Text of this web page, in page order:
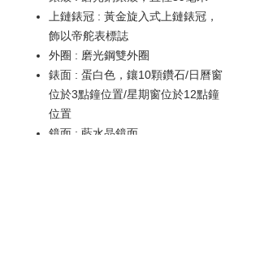
上鏈錶冠 : 黃金旋入式上鏈錶冠，
飾以帝舵表標誌
外圈 : 磨光鋼雙外圈
錶面 : 蛋白色，鑲10顆鑽石/日曆窗
位於3點鐘位置/星期窗位於12點鐘
位置
鏡面 : 藍水晶鏡面